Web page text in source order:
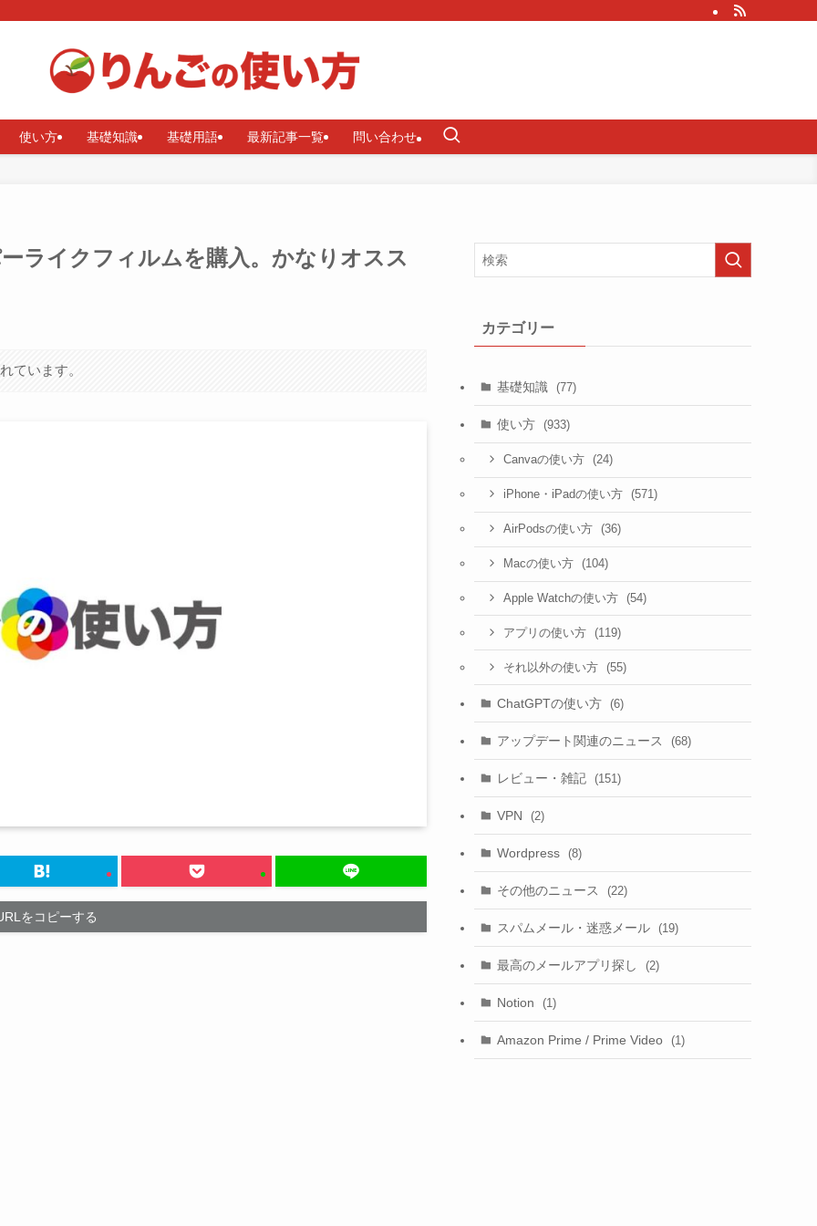
使い方 基礎知識 基礎用語 最新記事一覧 問い合わせ
ライクフィルムを購入。かなりオスス
ています。
をコピーする
カテゴリー
基礎知識 (77)
使い方 (933)
Canvaの使い方 (24)
iPhone・iPadの使い方 (571)
AirPodsの使い方 (36)
Macの使い方 (104)
Apple Watchの使い方 (54)
アプリの使い方 (119)
それ以外の使い方 (55)
ChatGPTの使い方 (6)
アップデート関連のニュース (68)
レビュー・雑記 (151)
VPN (2)
Wordpress (8)
その他のニュース (22)
スパムメール・迷惑メール (19)
最高のメールアプリ探し (2)
Notion (1)
Amazon Prime / Prime Video (1)